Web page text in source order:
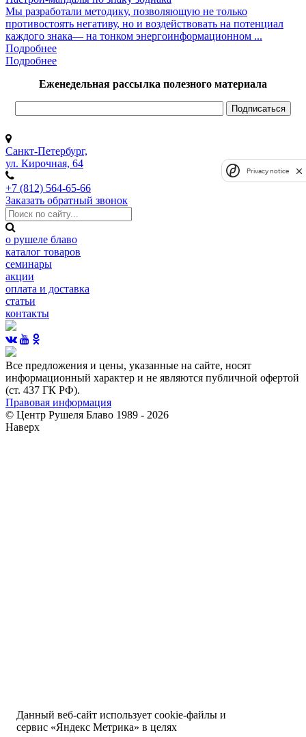
Мы разработали методику, позволяющую не только
противостоять негативу, но и воздействовать на потенциал
каждого знака— на тонком энергоинформационном ...
Подробнее
Подробнее
Еженедельная рассылка полезного материала
Санкт-Петербург,
ул. Кирочная, 64
+7 (812) 564-65-66
Заказать обратный звонок
о рушеле блаво
каталог товаров
семинары
акции
оплата и доставка
статьи
контакты
Все предложения и цены, указанные на сайте, носят
информационный характер и не являются публичной офертой
(ст. 437 ГК РФ).
Правовая информация
© Центр Рушеля Блаво 1989 - 2026
Наверх
Данный веб-сайт использует cookie-файлы и
сервис «Яндекс Метрика» в целях
Privacy notice